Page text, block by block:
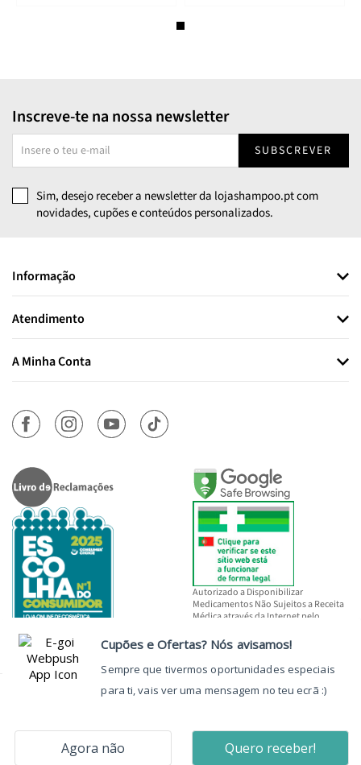
Inscreve-te na nossa newsletter
SUBSCREVER
Sim, desejo receber a newsletter da lojashampoo.pt com
novidades, cupões e conteúdos personalizados.
Informação
Atendimento
A Minha Conta
Autorizado a Disponibilizar
Medicamentos Não Sujeitos a Receita
Médica através da Internet pelo